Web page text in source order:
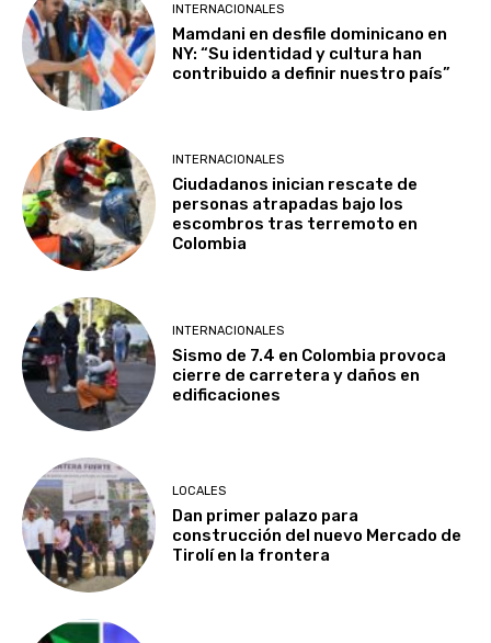
INTERNACIONALES
Mamdani en desfile dominicano en
NY: “Su identidad y cultura han
contribuido a definir nuestro país”
INTERNACIONALES
Ciudadanos inician rescate de
personas atrapadas bajo los
escombros tras terremoto en
Colombia
INTERNACIONALES
Sismo de 7.4 en Colombia provoca
cierre de carretera y daños en
edificaciones
LOCALES
Dan primer palazo para
construcción del nuevo Mercado de
Tirolí en la frontera